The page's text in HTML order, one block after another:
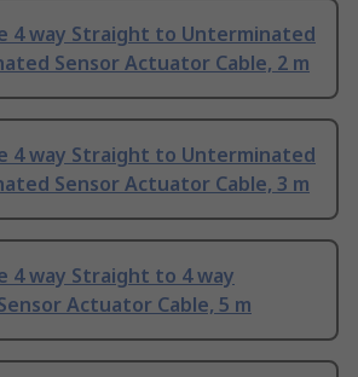
4 way Straight to Unterminated
Sensor Actuator Cable, 2 m
4 way Straight to Unterminated
Sensor Actuator Cable, 3 m
4 way Straight to 4 way
Actuator Cable, 5 m